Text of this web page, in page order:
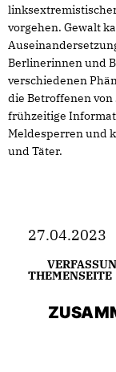
vorgehen. Gewalt
Berlinerinnen und
verschiedenen
die Betroffenen von
frühzeitige
Meldesperren und
und Täter.
27.04.2023
THEMENSEITE